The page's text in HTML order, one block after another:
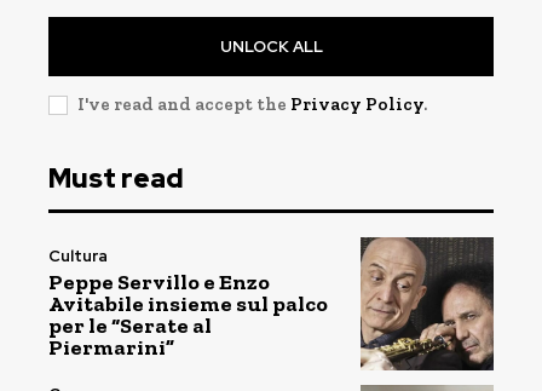
UNLOCK ALL
I've read and accept the Privacy Policy.
Must read
Cultura
Peppe Servillo e Enzo
Avitabile insieme sul palco
per le “Serate al
Piermarini”